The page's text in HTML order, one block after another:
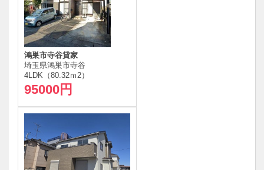
鴻巣市寺谷貸家
埼玉県鴻巣市寺谷
4LDK（80.32ｍ 2）
95000円